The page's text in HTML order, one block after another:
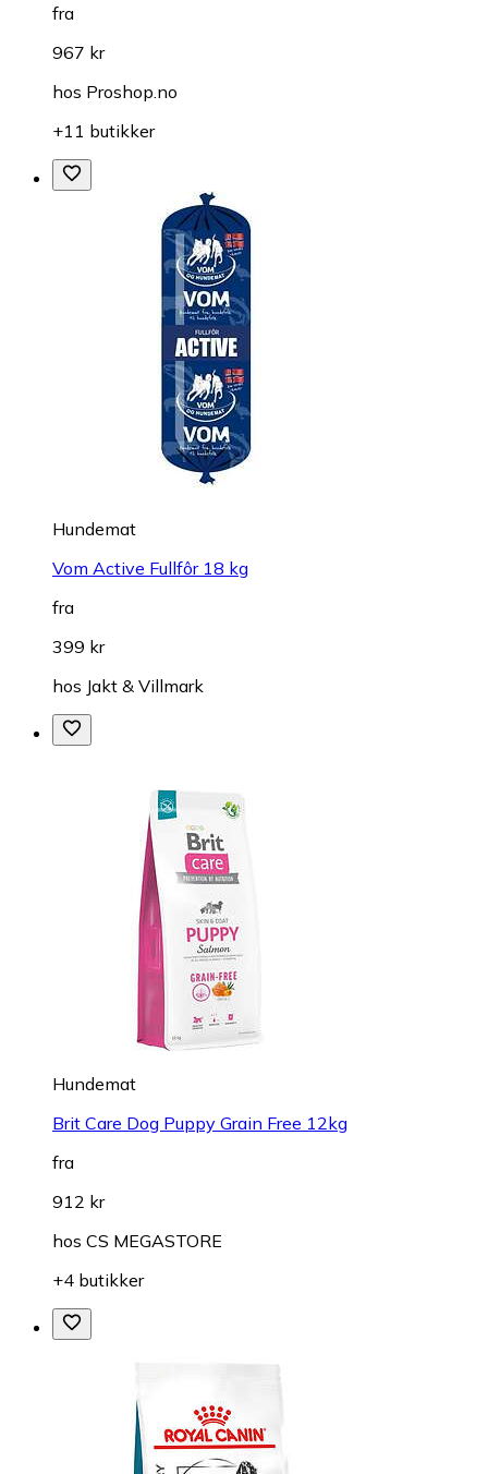
fra
967 kr
hos Proshop.no
+11 butikker
Hundemat
Vom Active Fullfôr 18 kg
fra
399 kr
hos Jakt & Villmark
Hundemat
Brit Care Dog Puppy Grain Free 12kg
fra
912 kr
hos CS MEGASTORE
+4 butikker